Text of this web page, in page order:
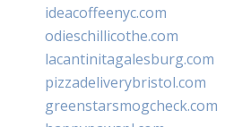
ideacoffeenyc.com
odieschillicothe.com
lacantinitagalesburg.com
pizzadeliverybristol.com
greenstarsmogcheck.com